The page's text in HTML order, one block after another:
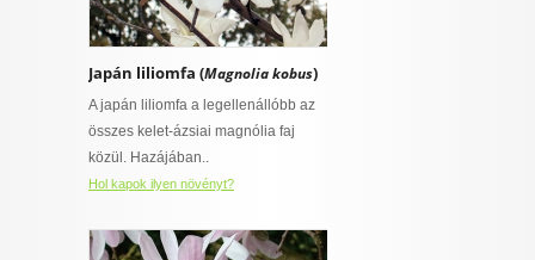
Japán liliomfa (Magnolia kobus)
A japán liliomfa a legellenállóbb az
összes kelet-ázsiai magnólia faj
közül. Hazájában..
Hol kapok ilyen növényt?